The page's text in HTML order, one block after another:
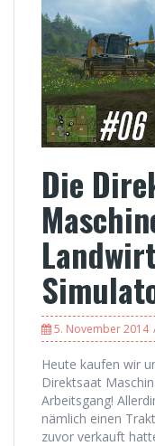
Die
5. November 2014
Heute kaufen wir
Direktsaat
Arbeitsgang!
nämlich einen
zuvor verkauft